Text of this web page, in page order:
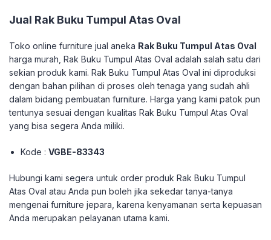
Jual Rak Buku Tumpul Atas Oval
Toko online furniture jual aneka Rak Buku Tumpul Atas Oval
harga murah, Rak Buku Tumpul Atas Oval adalah salah satu dari
sekian produk kami. Rak Buku Tumpul Atas Oval ini diproduksi
dengan bahan pilihan di proses oleh tenaga yang sudah ahli
dalam bidang pembuatan furniture. Harga yang kami patok pun
tentunya sesuai dengan kualitas Rak Buku Tumpul Atas Oval
yang bisa segera Anda miliki.
Kode :VGBE-83343
Hubungi kami segera untuk order produk Rak Buku Tumpul
Atas Oval atau Anda pun boleh jika sekedar tanya-tanya
mengenai furniture jepara, karena kenyamanan serta kepuasan
Anda merupakan pelayanan utama kami.